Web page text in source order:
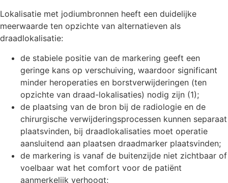
Lokalisatie met jodiumbronnen heeft een duidelijke
meerwaarde ten opzichte van alternatieven als
draadlokalisatie:
de stabiele positie van de markering geeft een
geringe kans op verschuiving, waardoor significant
minder heroperaties en borstverwijderingen (ten
opzichte van draad-lokalisaties) nodig zijn (1);
de plaatsing van de bron bij de radiologie en de
chirurgische verwijderingsprocessen kunnen separaat
plaatsvinden, bij draadlokalisaties moet operatie
aansluitend aan plaatsen draadmarker plaatsvinden;
de markering is vanaf de buitenzijde niet zichtbaar of
voelbaar wat het comfort voor de patiënt
aanmerkelijk verhoogt;